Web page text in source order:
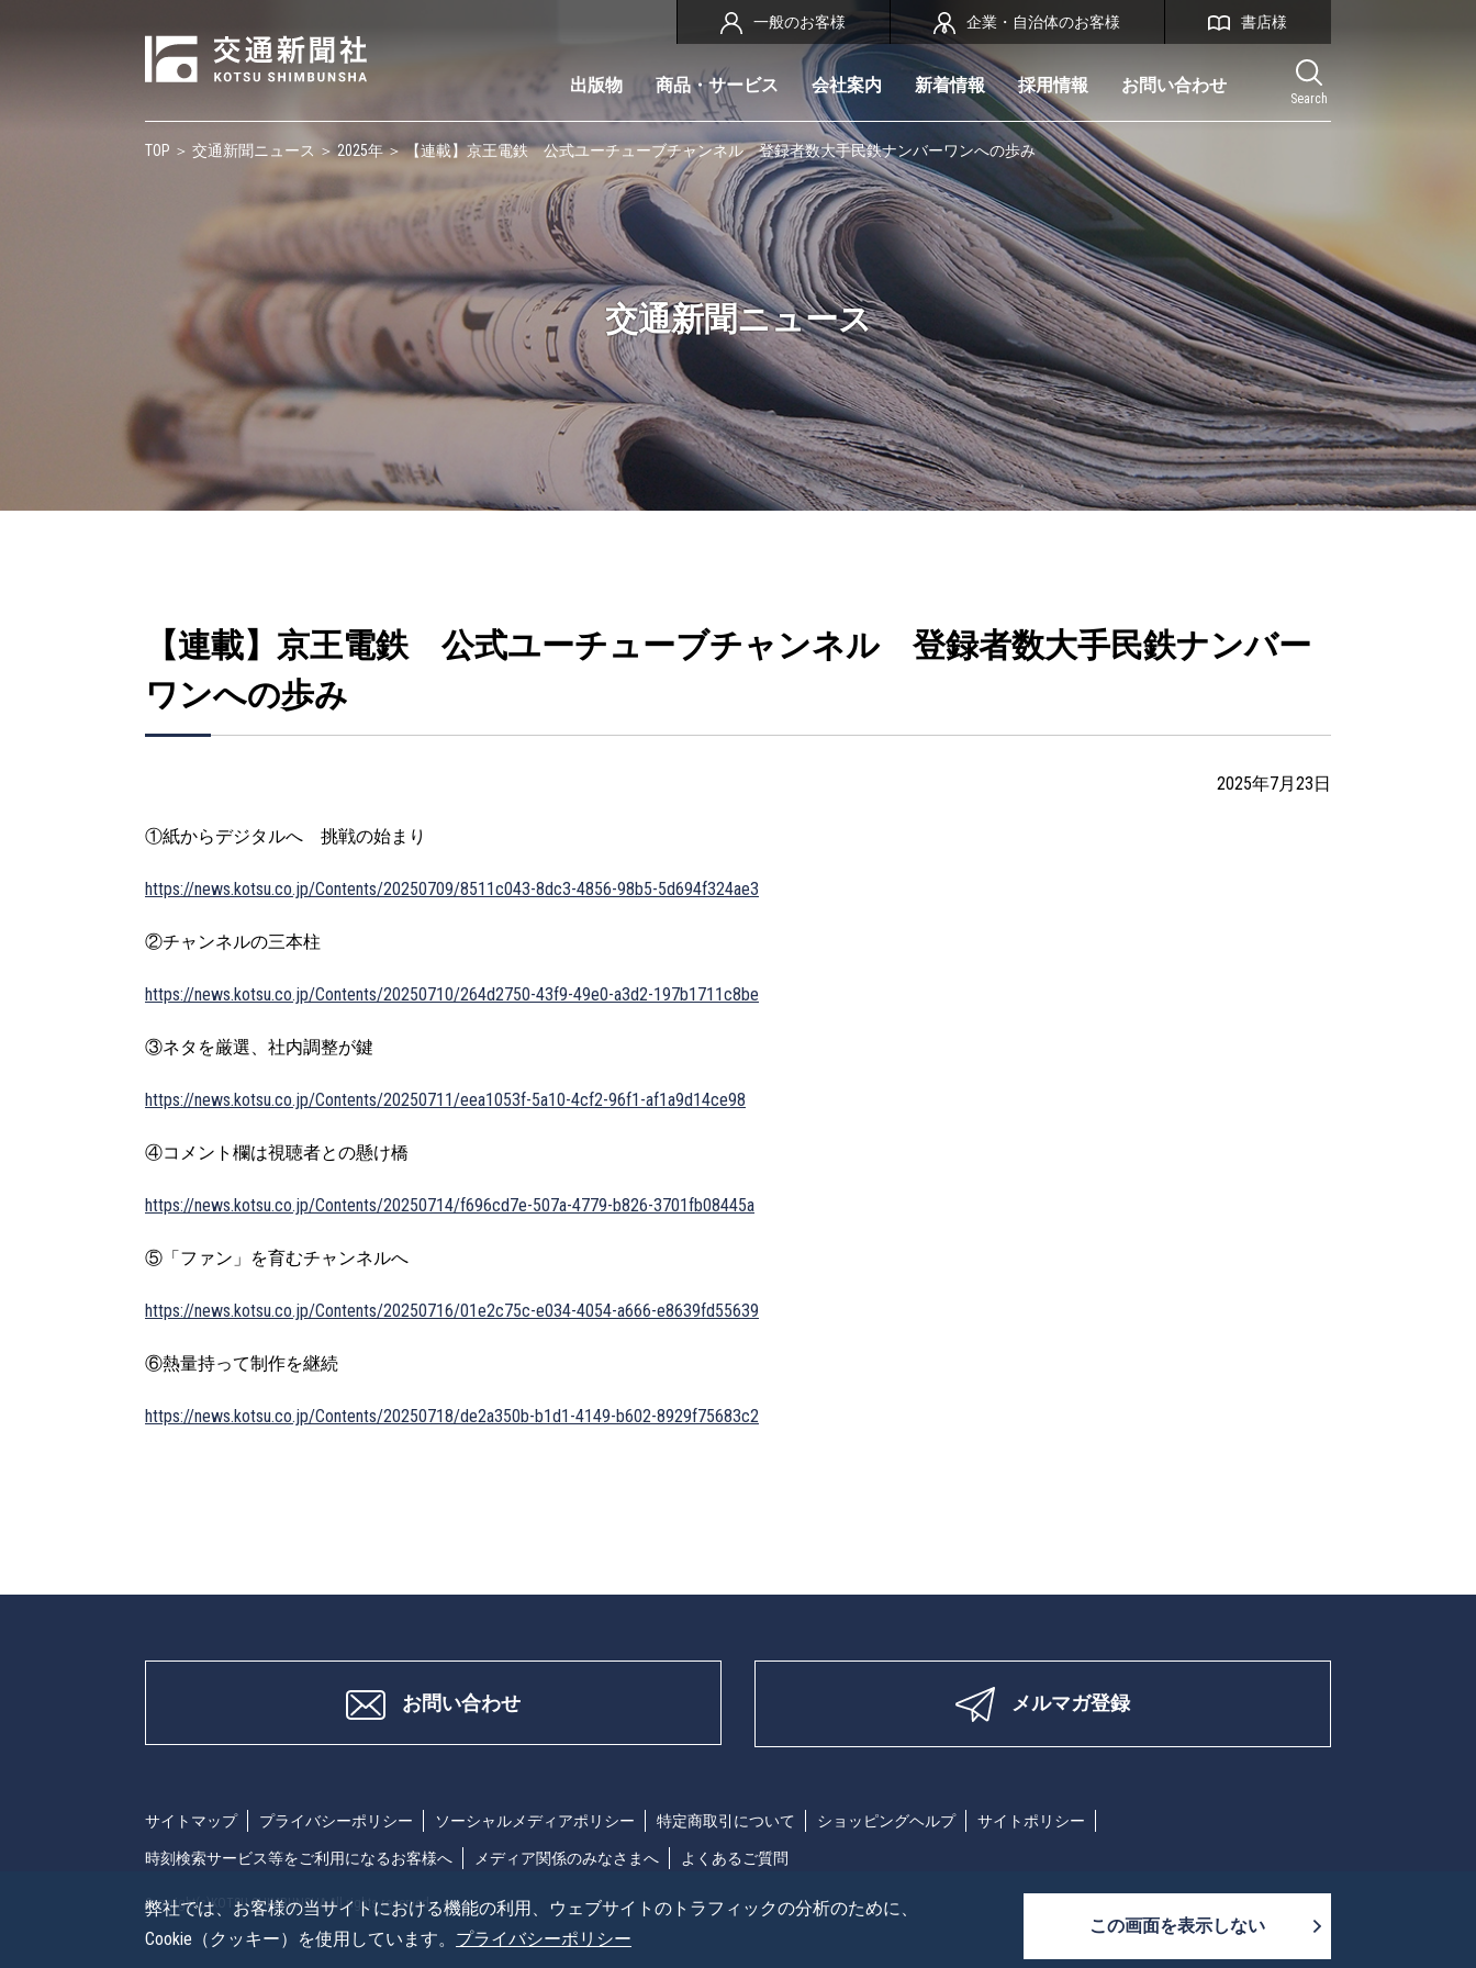
Search
出版物 商品・サービス 会社案内 新着情報 採用情報 お問い合わせ
一般のお客様 企業・自治体のお客様 書店様
TOP ＞ 交通新聞ニュース ＞ 2025年＞ 【連載】京王電鉄 公式ユーチューブチャンネル 登録者数大手民鉄ナンバーワンへの歩み
交通新聞ニュース
【連載】京王電鉄 公式ユーチューブチャンネル 登録者数大手民鉄ナンバー
ワンへの歩み
2025年7月23日
①紙からデジタルへ 挑戦の始まり
https://news.kotsu.co.jp/Contents/20250709/8511c043-8dc3-4856-98b5-5d694f324ae3
②チャンネルの三本柱
https://news.kotsu.co.jp/Contents/20250710/264d2750-43f9-49e0-a3d2-197b1711c8be
③ネタを厳選、社内調整が鍵
https://news.kotsu.co.jp/Contents/20250711/eea1053f-5a10-4cf2-96f1-af1a9d14ce98
④コメント欄は視聴者との懸け橋
https://news.kotsu.co.jp/Contents/20250714/f696cd7e-507a-4779-b826-3701fb08445a
⑤「ファン」を育むチャンネルへ
https://news.kotsu.co.jp/Contents/20250716/01e2c75c-e034-4054-a666-e8639fd55639
⑥熱量持って制作を継続
https://news.kotsu.co.jp/Contents/20250718/de2a350b-b1d1-4149-b602-8929f75683c2
お問い合わせ メルマガ登録
サイトマップ プライバシーポリシー ソーシャルメディアポリシー 特定商取引について ショッピングヘルプ サイトポリシー
時刻検索サービス等をご利用になるお客様へ メディア関係のみなさまへ よくあるご質問
Copyright(c)KOTSU SHIMBUNSHA All rights reserved.
弊社では、お客様の当サイトにおける機能の利用、ウェブサイトのトラフィックの分析のために、
Cookie（クッキー）を使用しています。 プライバシーポリシー
この画面を表示しない